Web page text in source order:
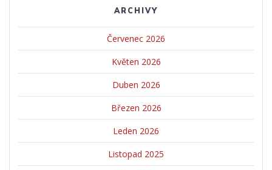
ARCHIVY
Červenec 2026
Květen 2026
Duben 2026
Březen 2026
Leden 2026
Listopad 2025